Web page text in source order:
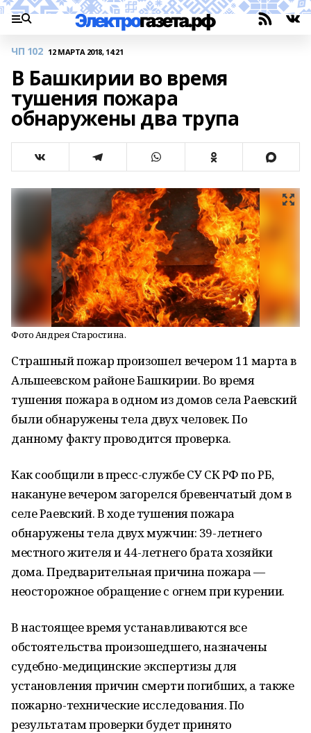
ЧП 102 12 МАРТА 2018, 14:21
В Башкирии во время
тушения пожара
обнаружены два трупа
Фото Андрея Старостина.
Страшный пожар произошел вечером 11 марта в
Альшеевском районе Башкирии. Во время
тушения пожара в одном из домов села Раевский
были обнаружены тела двух человек. По
данному факту проводится проверка.
Как сообщили в пресс-службе СУ СК РФ по РБ,
накануне вечером загорелся бревенчатый дом в
селе Раевский. В ходе тушения пожара
обнаружены тела двух мужчин: 39-летнего
местного жителя и 44-летнего брата хозяйки
дома. Предварительная причина пожара —
неосторожное обращение с огнем при курении.
В настоящее время устанавливаются все
обстоятельства произошедшего, назначены
судебно-медицинские экспертизы для
установления причин смерти погибших, а также
пожарно-технические исследования. По
результатам проверки будет принято